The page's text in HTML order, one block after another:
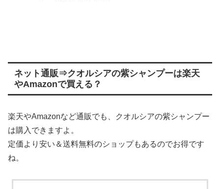
ネット通販⇒クオルシアの紫シャンプーは楽天
やAmazonで買える？
楽天やAmazonなど通販でも、クオルシアの紫シャンプー
は購入できますよ。
定価より安い＆送料無料のショップもあるのでお得です
ね。